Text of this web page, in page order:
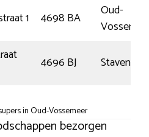
1 4698 BA
Oud-
4696 BJ Stavenisse
in Oud-Vossemeer
bezorgen